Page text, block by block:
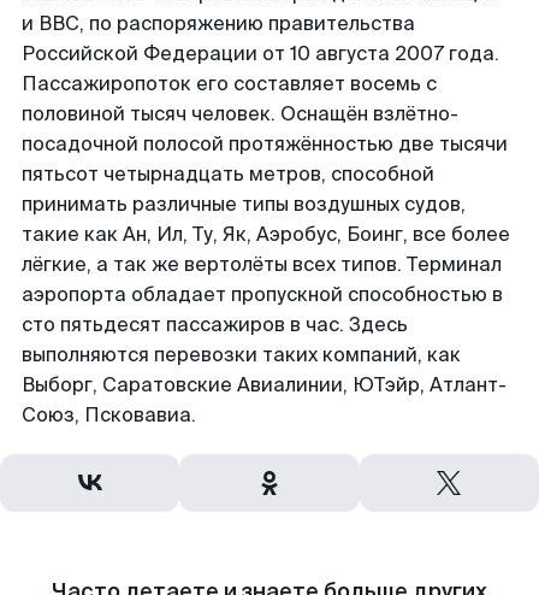
и ВВС, по распоряжению правительства
Российской Федерации от 10 августа 2007 года.
Пассажиропоток его составляет восемь с
половиной тысяч человек. Оснащён взлётно-
посадочной полосой протяжённостью две тысячи
пятьсот четырнадцать метров, способной
принимать различные типы воздушных судов,
такие как Ан, Ил, Ту, Як, Аэробус, Боинг, все более
лёгкие, а так же вертолёты всех типов. Терминал
аэропорта обладает пропускной способностью в
сто пятьдесят пассажиров в час. Здесь
выполняются перевозки таких компаний, как
Выборг, Саратовские Авиалинии, ЮТэйр, Атлант-
Союз, Псковавиа.